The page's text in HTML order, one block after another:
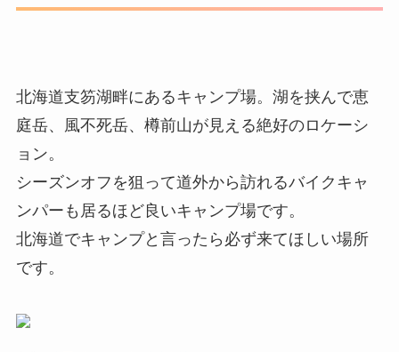
北海道支笏湖畔にあるキャンプ場。湖を挟んで恵
庭岳、風不死岳、樽前山が見える絶好のロケーシ
ョン。
シーズンオフを狙って道外から訪れるバイクキャ
ンパーも居るほど良いキャンプ場です。
北海道でキャンプと言ったら必ず来てほしい場所
です。